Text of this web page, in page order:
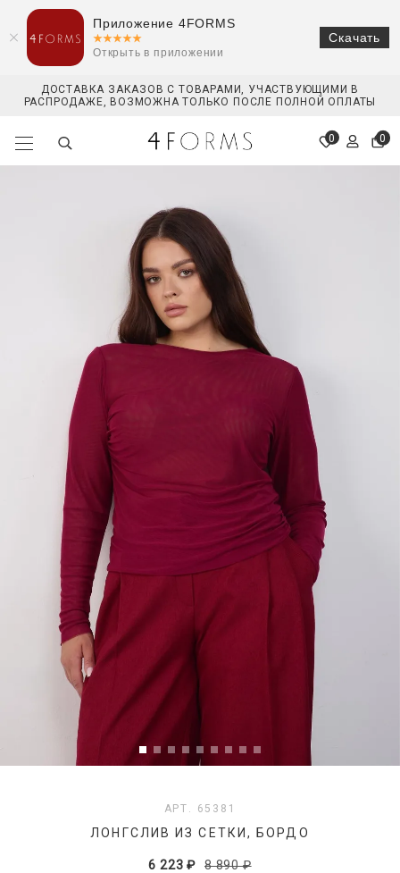
ДОСТАВКА ЗАКАЗОВ С ТОВАРАМИ, УЧАСТВУЮЩИМИ В
РАСПРОДАЖЕ, ВОЗМОЖНА ТОЛЬКО ПОСЛЕ ПОЛНОЙ ОПЛАТЫ
0 0
АРТ. 65381
ЛОНГСЛИВ ИЗ СЕТКИ, БОРДО
6 223 ₽ 8 890 ₽
Приложение 4FORMS
Открыть в приложении
Скачать